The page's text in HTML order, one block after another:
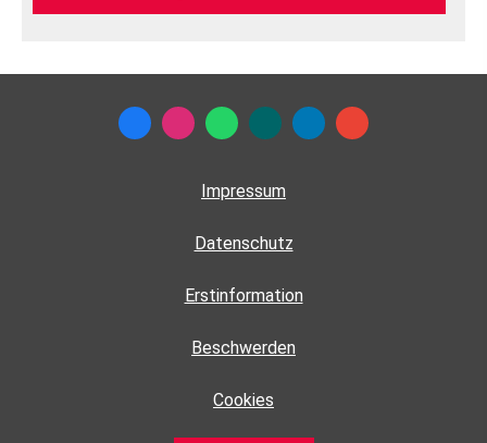
Impressum
Datenschutz
Erstinformation
Beschwerden
Cookies